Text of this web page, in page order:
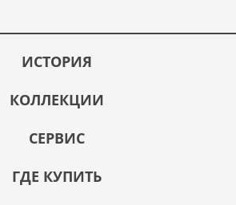
ИСТОРИЯ
КОЛЛЕКЦИИ
СЕРВИС
ГДЕ КУПИТЬ